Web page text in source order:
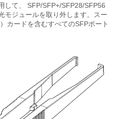
して、 SFP/SFP+/SFP28/SFP56
モジュールを取り外します。スー
カードを含むすべてのSFPポート